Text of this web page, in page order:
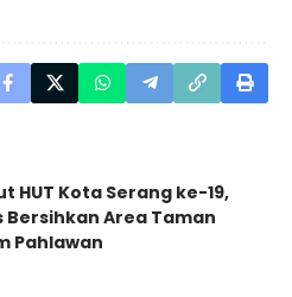
HUT Kota Serang ke-19,
Bersihkan Area Taman
Pahlawan